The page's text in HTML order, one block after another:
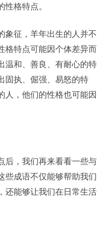
格特点。
象征，羊年出生的人并不
格特点可能因个体差异而
温和、善良、有耐心的特
固执、倔强、易怒的特
人，他们的性格也可能因
后，我们再来看看一些与
些成语不仅能够帮助我们
还能够让我们在日常生活